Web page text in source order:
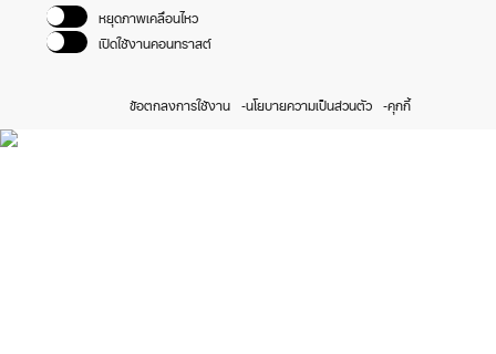
หยุดภาพเคลื่อนไหว
เปิดใช้งานคอนทราสต์
ข้อตกลงการใช้งาน นโยบายความเป็นส่วนตัว คุกกี้